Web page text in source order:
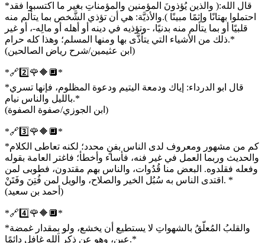
*‏‏‏‏‏‎‏‎‏قال الله:( والذين يُؤذونَ المؤمنين والمؤمناتِ بغير ما اكتسبوا فقد
احتملوا بهتانًا وإثمًا مبينًا ).والأذيَّة: هي أن تؤذي الشَّخص بما يتألم منه
قلبيًا أو بما يتألم منه بدنيًا، -وتؤذيه في دينه أو أهله أو مالِه-، أو غير
ذلك من الأشياء التي يتأذَّى بها ومنها المسلم؛ وهذا كله حرام.*
(ابن عثيمين/شرح رياض الصالحين)
*🔗2️⃣🌹🔶🔲*
*‏‏قال ابو الدرداء: إياك ودمعة اليتيم ودعوة المظلوم، فإنها تسري
بالليل والناس نيام.*
(ابن الجوزي/صفوة الصفوة)
*🔗3️⃣🌹🔶🔲*
*‏‏‏‏‏‏‏‏‏‏‏‏‏‏‏‏‏‏‏‏كم من مشهور ومعروف لدى الناس بفنٍ محدد؛ لكنه تعاطى الكلام
والحديث وربما العمل في غير فنه، فأساء وأخطأ؛ فاغتر العامة بقوله
وفعله فقلدوه. البعض منا قُدُوات، والناس بهم مقتدون، فطوبى لمن
اقتدى الناس به سُبُل الخير والصلاح، والويل لمن فُتِنَ وفَتَنْ. *
(أحمد بن سعيد)
*🔗4️⃣🌹🔶🔲*
*‏‏والقلبُ المُعلّقُ بالشهواتِ لا يستطيع أن يخشع، ولو بِمقدار غمضة
عينٍ، وهو عن ذكرِ اللهِ غافل دائمًا.*